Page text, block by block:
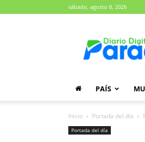
sábado, agosto 8, 2026
PAÍS
Inicio Portada del día
Portada del día